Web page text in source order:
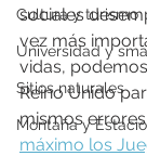
Cultura y turismo
Universidad y
Sitios naturales
Montaña y
sociales
vez más
vidas,
Reino Unido
mismos
máximo los